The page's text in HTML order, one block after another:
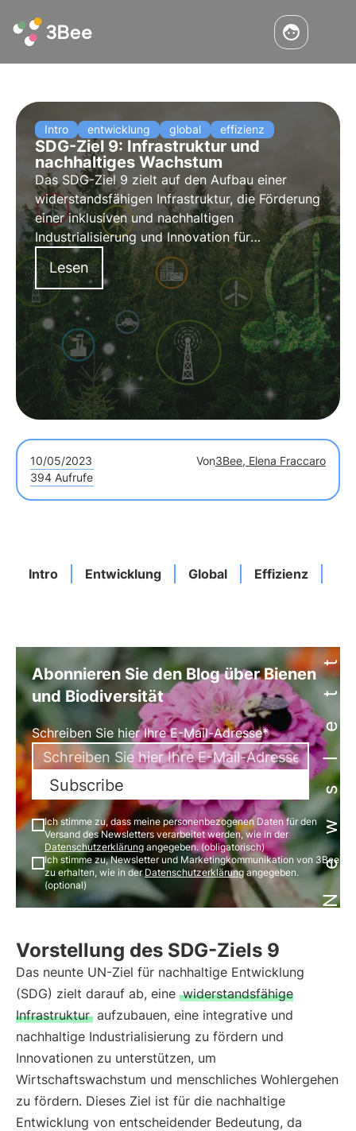
Intro entwicklung global effizienz
SDG-Ziel 9: Infrastruktur und
nachhaltiges Wachstum
Das SDG-Ziel 9 zielt auf den Aufbau einer
widerstandsfähigen Infrastruktur, die Förderung
einer inklusiven und nachhaltigen
Industrialisierung und Innovation für
wirtschaftliches Wachstum. Erfahren Sie, wie
Investitionen in nachhaltige Infrastruktur und
saubere Technologien dazu beitragen
Lesen
10/05/2023 Von3Bee, Elena Fraccaro
394 Aufrufe
Intro Entwicklung Global Effizienz Newsletter
Abonnieren Sie den Blog über Bienen
und Biodiversität
Schreiben Sie hier Ihre E-Mail-Adresse*
Subscribe
Ich stimme zu, dass meine personenbezogenen Daten für den
Versand des Newsletters verarbeitet werden, wie in der
Datenschutzerklärung angegeben. (obligatorisch)
Ich stimme zu, Newsletter und Marketingkommunikation von 3Bee
zu erhalten, wie in derDatenschutzerklärungangegeben.
(optional)
Vorstellung des SDG-Ziels 9
Das neunte UN-Ziel für nachhaltige Entwicklung
(SDG) zielt darauf ab, eine widerstandsfähige
Infrastruktur aufzubauen, eine integrative und
nachhaltige Industrialisierung zu fördern und
Innovationen zu unterstützen, um
Wirtschaftswachstum und menschliches Wohlergehen
zu fördern. Dieses Ziel ist für die nachhaltige
Entwicklung von entscheidender Bedeutung, da